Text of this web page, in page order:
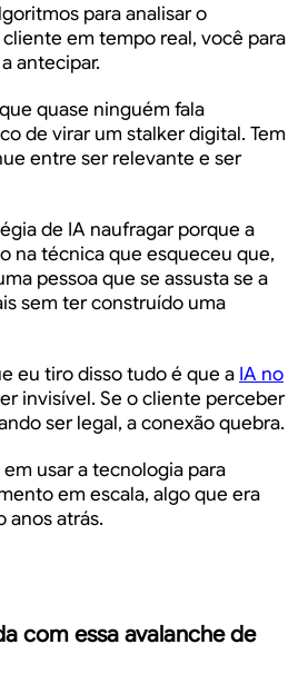
para analisar o
em tempo real, você para
antecipar.
quase ninguém fala
de virar um stalker digital. Tem
entre ser relevante e ser
de IA naufragar porque a
na técnica que esqueceu que,
pessoa que se assusta se a
sem ter construído uma
eu tiro disso tudo é que a IA no
invisível. Se o cliente perceber
ser legal, a conexão quebra.
usar a tecnologia para
em escala, algo que era
anos atrás.
com essa avalanche de